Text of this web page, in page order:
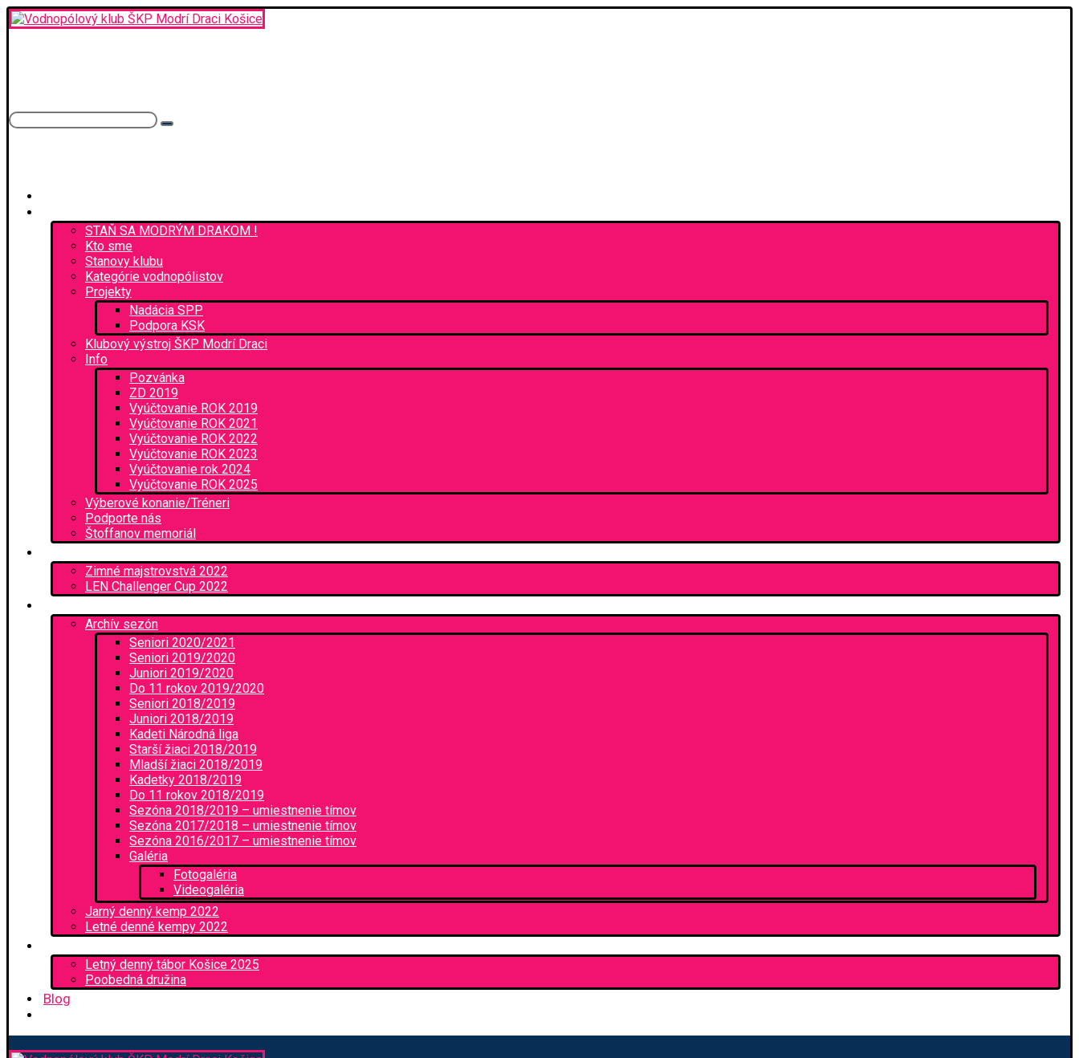
STAŇ SA MODRÝM DRAKOM !
Kto sme
Stanovy klubu
Kategórie vodnopólistov
Projekty
Nadácia SPP
Podpora KSK
Klubový výstroj ŠKP Modrí Draci
Info
Pozvánka
ZD 2019
Vyúčtovanie ROK 2019
Vyúčtovanie ROK 2021
Vyúčtovanie ROK 2022
Vyúčtovanie ROK 2023
Vyúčtovanie rok 2024
Vyúčtovanie ROK 2025
Výberové konanie/Tréneri
Podporte nás
Štoffanov memoriál
Zimné majstrovstvá 2022
LEN Challenger Cup 2022
Archív sezón
Seniori 2020/2021
Seniori 2019/2020
Juniori 2019/2020
Do 11 rokov 2019/2020
Seniori 2018/2019
Juniori 2018/2019
Kadeti Národná liga
Starší žiaci 2018/2019
Mladší žiaci 2018/2019
Kadetky 2018/2019
Do 11 rokov 2018/2019
Sezóna 2018/2019 – umiestnenie tímov
Sezóna 2017/2018 – umiestnenie tímov
Sezóna 2016/2017 – umiestnenie tímov
Galéria
Fotogaléria
Videogaléria
Jarný denný kemp 2022
Letné denné kempy 2022
Letný denný tábor Košice 2025
Poobedná družina
Blog